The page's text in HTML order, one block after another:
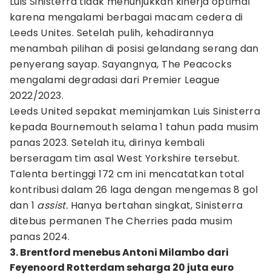
karena mengalami berbagai macam cedera di
Leeds Unites. Setelah pulih, kehadirannya
menambah pilihan di posisi gelandang serang dan
penyerang sayap. Sayangnya, The Peacocks
mengalami degradasi dari Premier League
2022/2023.
Leeds United sepakat meminjamkan Luis Sinisterra
kepada Bournemouth selama 1 tahun pada musim
panas 2023. Setelah itu, dirinya kembali
berseragam tim asal West Yorkshire tersebut.
Talenta bertinggi 172 cm ini mencatatkan total
kontribusi dalam 26 laga dengan mengemas 8 gol
dan 1 assist. Hanya bertahan singkat, Sinisterra
ditebus permanen The Cherries pada musim
panas 2024.
3. Brentford menebus Antoni Milambo dari
Feyenoord Rotterdam seharga 20 juta euro